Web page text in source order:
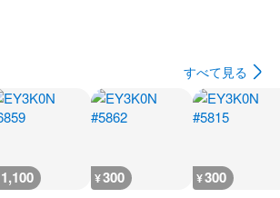
すべて見る
1,100 ¥300 ¥300